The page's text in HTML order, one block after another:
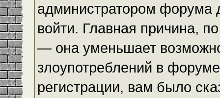
администратором форума
войти. Главная причина,
— она уменьшает
злоупотреблений в
регистрации, вам было